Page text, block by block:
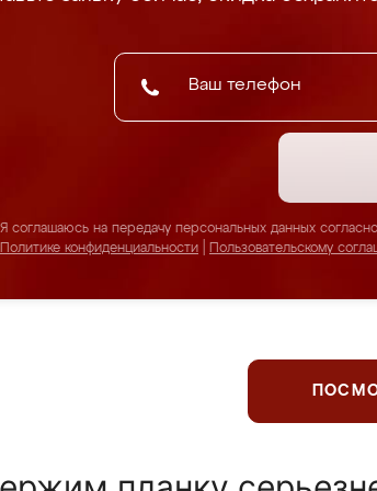
Я соглашаюсь на передачу персональных данных согласно
Политике конфиденциальности
Пользовательскому